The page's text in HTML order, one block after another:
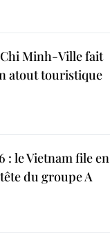
Minh-Ville fait
atout touristique
: le Vietnam file en
du groupe A